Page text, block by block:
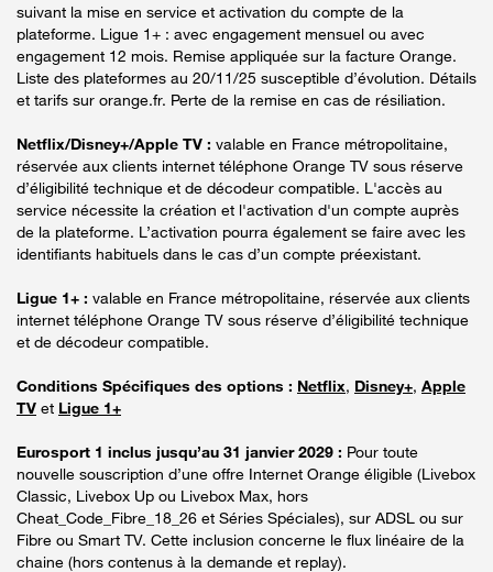
suivant la mise en service et activation du compte de la
plateforme. Ligue 1+ : avec engagement mensuel ou avec
engagement 12 mois. Remise appliquée sur la facture Orange.
Liste des plateformes au 20/11/25 susceptible d’évolution. Détails
et tarifs sur orange.fr. Perte de la remise en cas de résiliation.
Netflix/Disney+/Apple TV : valable en France métropolitaine,
réservée aux clients internet téléphone Orange TV sous réserve
d’éligibilité technique et de décodeur compatible. L'accès au
service nécessite la création et l'activation d'un compte auprès
de la plateforme. L’activation pourra également se faire avec les
identifiants habituels dans le cas d’un compte préexistant.
Ligue 1+ : valable en France métropolitaine, réservée aux clients
internet téléphone Orange TV sous réserve d’éligibilité technique
et de décodeur compatible.
Conditions Spécifiques des options : Netflix, Disney+, Apple
TV et Ligue 1+
Eurosport 1 inclus jusqu’au 31 janvier 2029 : Pour toute
nouvelle souscription d’une offre Internet Orange éligible (Livebox
Classic, Livebox Up ou Livebox Max, hors
Cheat_Code_Fibre_18_26 et Séries Spéciales), sur ADSL ou sur
Fibre ou Smart TV. Cette inclusion concerne le flux linéaire de la
chaine (hors contenus à la demande et replay).